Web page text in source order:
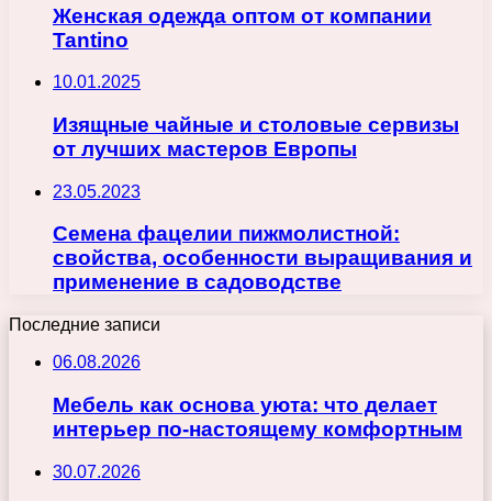
Женская одежда оптом от компании
Tantino
10.01.2025
Изящные чайные и столовые сервизы
от лучших мастеров Европы
23.05.2023
Семена фацелии пижмолистной:
свойства, особенности выращивания и
применение в садоводстве
Последние записи
06.08.2026
Мебель как основа уюта: что делает
интерьер по-настоящему комфортным
30.07.2026